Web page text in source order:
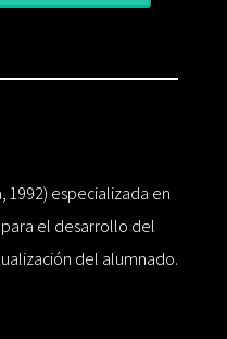
especializada en
el desarrollo del
del alumnado.